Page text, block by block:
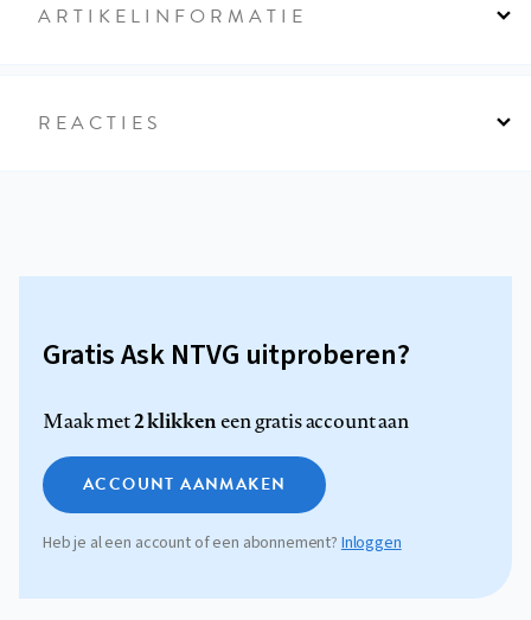
ARTIKELINFORMATIE
REACTIES
Gratis Ask NTVG uitproberen?
Maak met2 klikkeneen gratis account aan
ACCOUNT AANMAKEN
Heb je al een account of een abonnement?Inloggen